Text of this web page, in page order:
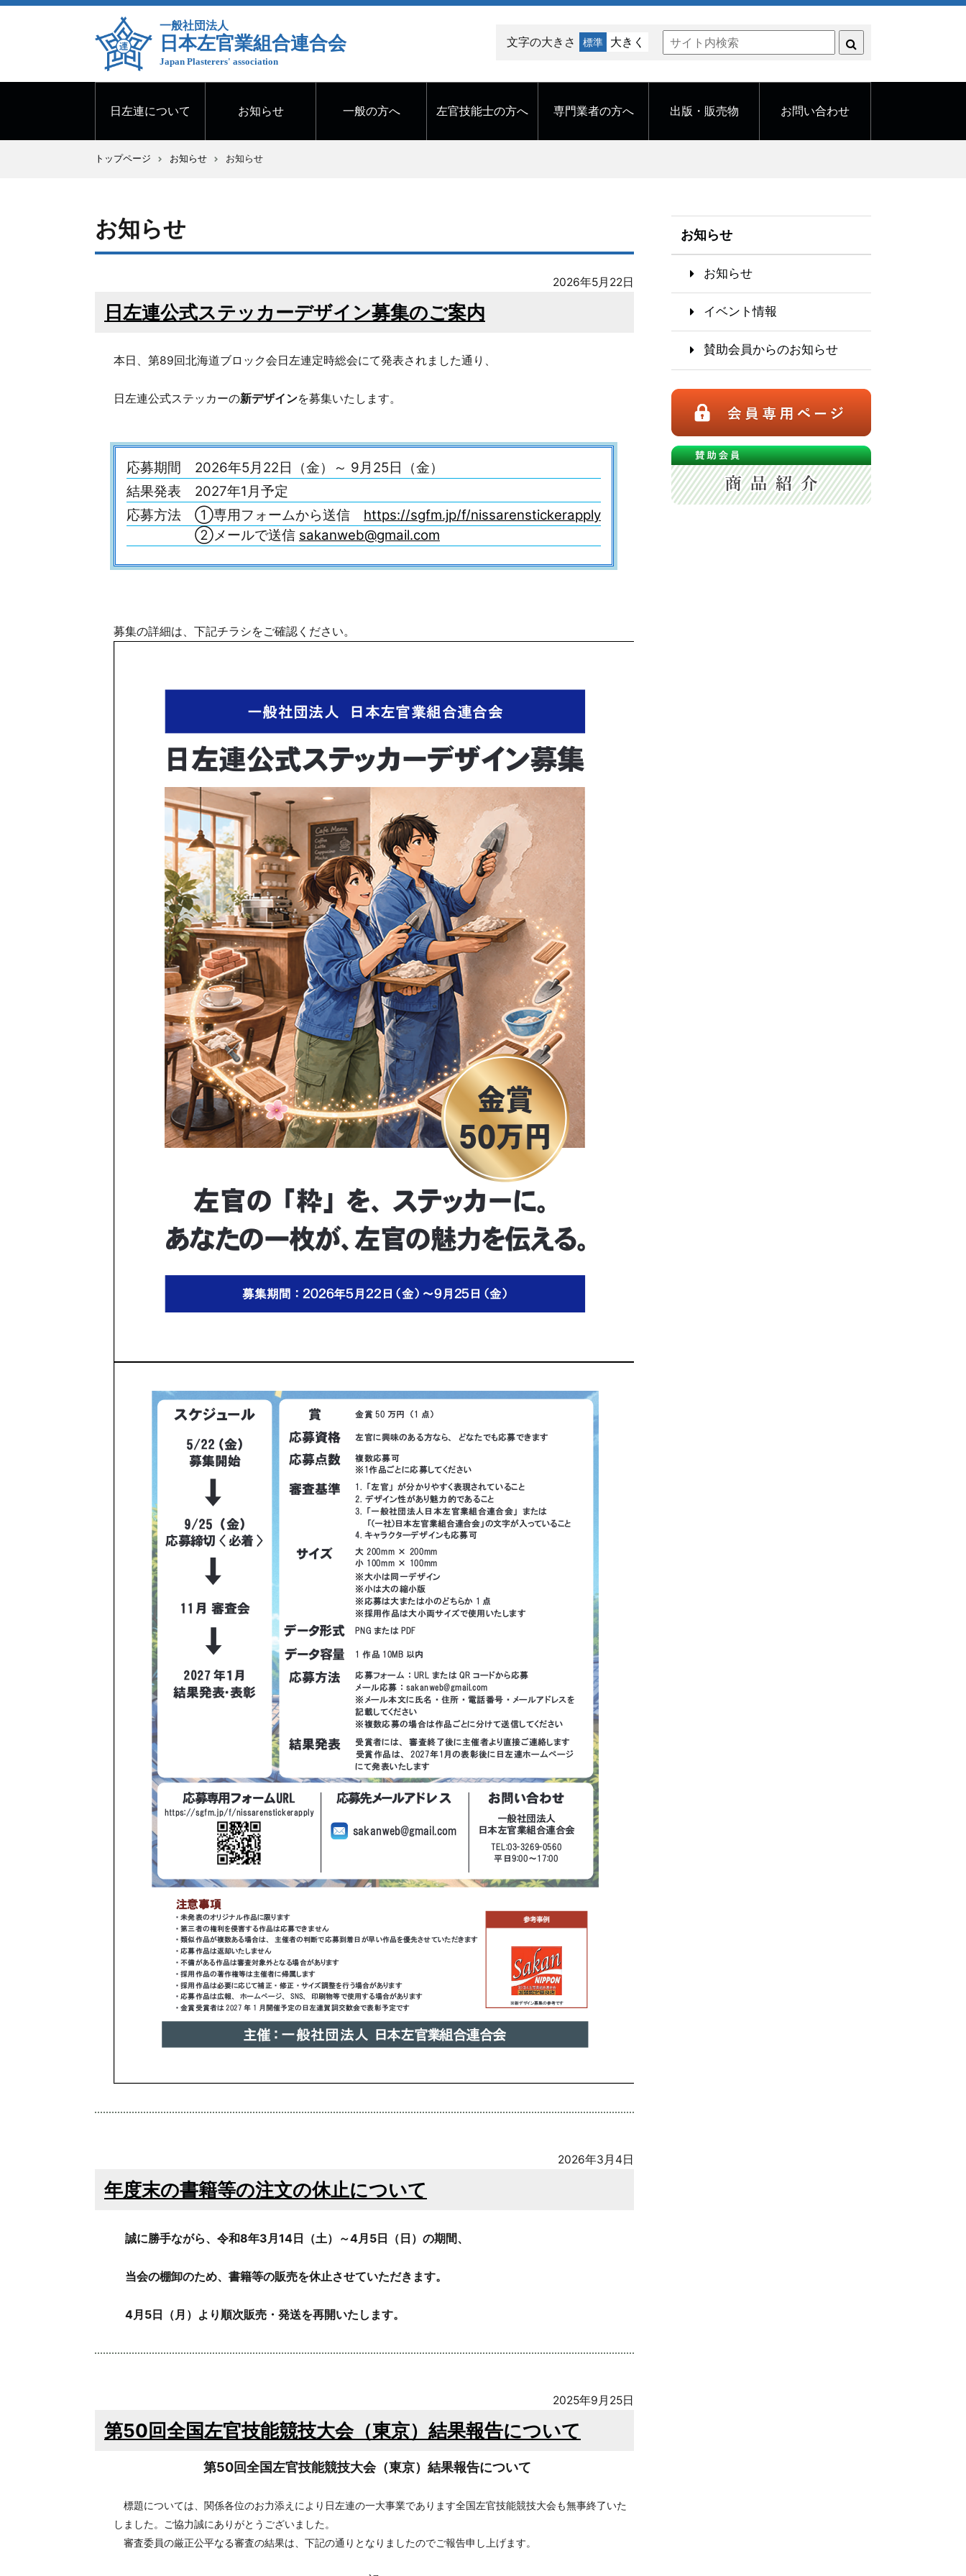
一般社団法人
日本左官業組合連合会
Japan Plasterers' association
文字の大きさ 標準 大きく
日左連について お知らせ 一般の方へ 左官技能士の方へ 専門業者の方へ 出版・販売物 お問い合わせ
トップページ お知らせ お知らせ
お知らせ
2026年5月22日
日左連公式ステッカーデザイン募集のご案内
本日、第89回北海道ブロック会日左連定時総会にて発表されました通り、
日左連公式ステッカーの新デザインを募集いたします。
応募期間 2026年5月22日（金）～ 9月25日（金）
結果発表 2027年1月予定
応募方法 ①専用フォームから送信 https://sgfm.jp/f/nissarenstickerapply
②メールで送信 sakanweb@gmail.com
募集の詳細は、下記チラシをご確認ください。
2026年3月4日
年度末の書籍等の注文の休止について
誠に勝手ながら、 令和8年3月14日（土）～4月5日（日）の期間、
当会の棚卸のため、書籍等の販売を休止させていただきます。
4月5日（月）より順次販売・発送を再開いたします。
2025年9月25日
第50回全国左官技能競技大会（東京）結果報告について
第50回全国左官技能競技大会（東京）結果報告について
標題については、関係各位のお力添えにより日左連の一大事業であります全国左官技能競技大会も無事終了いた
しました。ご協力誠にありがとうございました。
審査委員の厳正公平なる審査の結果は、下記の通りとなりましたのでご報告申し上げます。
お知らせ
お知らせ
イベント情報
賛助会員からのお知らせ